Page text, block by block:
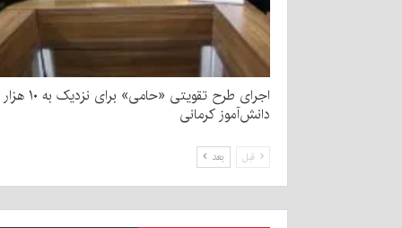
اجرای طرح تقویتی «حامی» برای نزدیک به ۱۰ هزار
دانش‌آموز کرمانی
قبل بعد